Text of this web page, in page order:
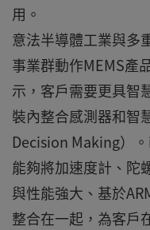
用。
意法半導體工業與多
事業群動作MEMS產
示，客戶需要更具智
裝內整合感測器和
Decision Making）
能夠將加速度計、陀
與性能強大、基於
整合在一起，為客戶